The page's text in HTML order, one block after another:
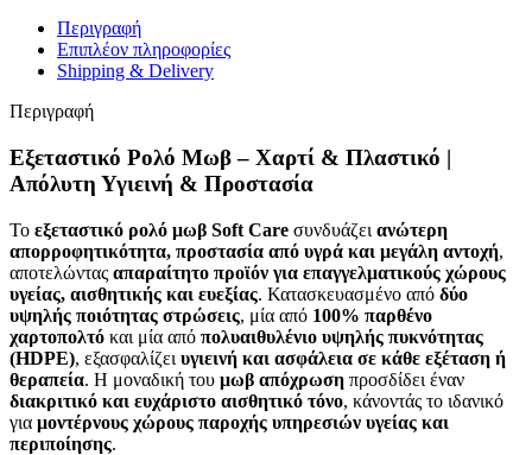
Περιγραφή
Επιπλέον πληροφορίες
Shipping & Delivery
Περιγραφή
Εξεταστικό Ρολό Μωβ – Χαρτί & Πλαστικό |
Απόλυτη Υγιεινή & Προστασία
Το εξεταστικό ρολό μωβ Soft Care συνδυάζει ανώτερη
απορροφητικότητα, προστασία από υγρά και μεγάλη αντοχή,
αποτελώντας απαραίτητο προϊόν για επαγγελματικούς χώρους
υγείας, αισθητικής και ευεξίας. Κατασκευασμένο από δύο
υψηλής ποιότητας στρώσεις, μία από 100% παρθένο
χαρτοπολτό και μία από πολυαιθυλένιο υψηλής πυκνότητας
(HDPE), εξασφαλίζει υγιεινή και ασφάλεια σε κάθε εξέταση ή
θεραπεία. Η μοναδική του μωβ απόχρωση προσδίδει έναν
διακριτικό και ευχάριστο αισθητικό τόνο, κάνοντάς το ιδανικό
για μοντέρνους χώρους παροχής υπηρεσιών υγείας και
περιποίησης.